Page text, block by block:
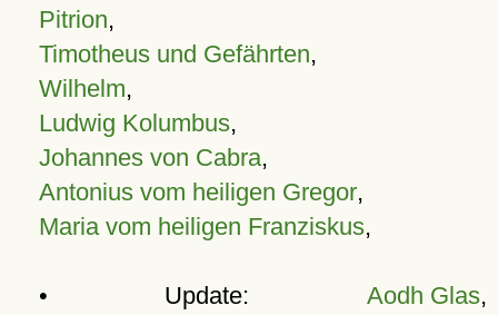
Pitrion,
Timotheus und Gefährten,
Wilhelm,
Ludwig Kolumbus,
Johannes von Cabra,
Antonius vom heiligen Gregor,
Maria vom heiligen Franziskus,
• Update: Aodh Glas,